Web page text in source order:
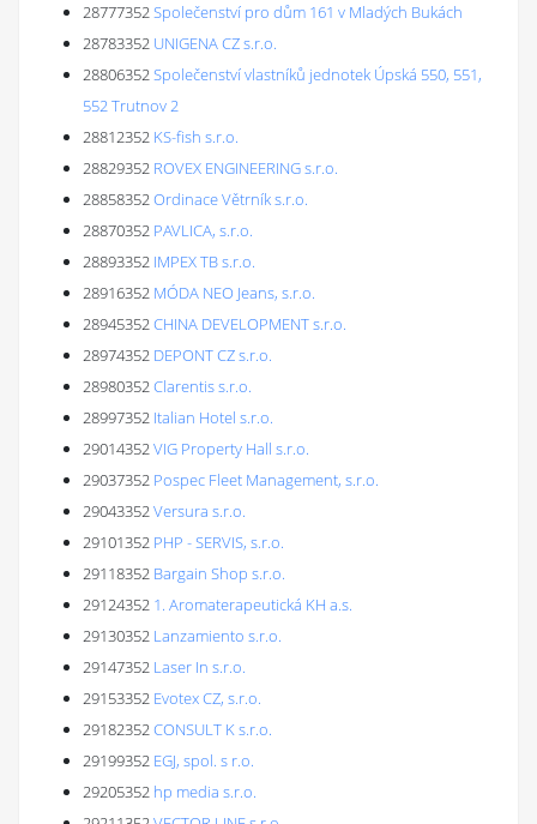
28777352Společenství pro dům 161 v Mladých Bukách
28783352 UNIGENA CZ s.r.o.
28806352Společenství vlastníků jednotek Úpská 550, 551,
552 Trutnov 2
28812352 KS-fish s.r.o.
28829352 ROVEX ENGINEERING s.r.o.
28858352Ordinace Větrník s.r.o.
28870352 PAVLICA, s.r.o.
28893352 IMPEX TB s.r.o.
28916352 MÓDA NEO Jeans, s.r.o.
28945352CHINA DEVELOPMENT s.r.o.
28974352 DEPONT CZ s.r.o.
28980352Clarentis s.r.o.
28997352 Italian Hotel s.r.o.
29014352VIG Property Hall s.r.o.
29037352 Pospec Fleet Management, s.r.o.
29043352Versura s.r.o.
29101352 PHP - SERVIS, s.r.o.
29118352 Bargain Shop s.r.o.
29124352 1. Aromaterapeutická KH a.s.
29130352 Lanzamiento s.r.o.
29147352 Laser In s.r.o.
29153352 Evotex CZ, s.r.o.
29182352CONSULT K s.r.o.
29199352 EGJ, spol. s r.o.
29205352 hp media s.r.o.